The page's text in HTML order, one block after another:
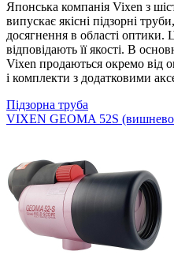
Японська компанія Vixen з
випускає якісні підзорні
досягнення в області оптики.
відповідають її якості. В
Vixen продаються окремо від
і комплекти з додатковими
Підзорна труба
VIXEN GEOMA 52S